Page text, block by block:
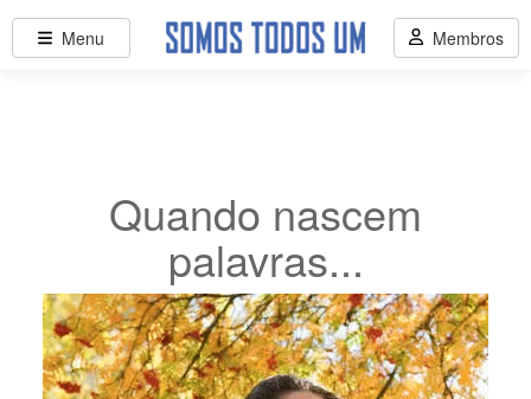
Quando nascem
palavras...
Menu Membros